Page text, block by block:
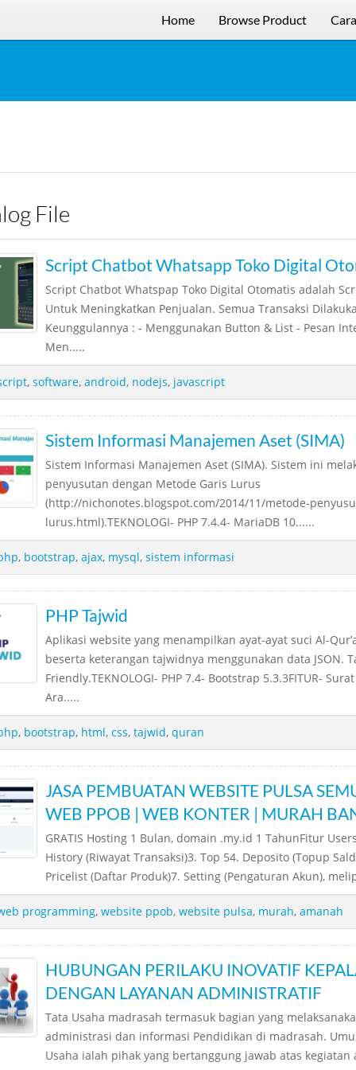
Home Browse Product
File
Script Chatbot Whatsapp Toko Digital
Script Chatbot Whatspap Toko Digital Otomatis adalah
Untuk Meningkatkan Penjualan. Semua Transaksi
Keunggulannya : - Menggunakan Button & List - Pesan
Men.....
, software, android, nodejs, javascript
Sistem Informasi Manajemen Aset (SIMA)
Sistem Informasi Manajemen Aset (SIMA). Sistem ini
penyusutan dengan Metode Garis Lurus
(http://nichonotes.blogspot.com/2014/11/metode-
lurus.html).TEKNOLOGI- PHP 7.4.4- MariaDB 10......
, bootstrap, ajax, mysql, sistem informasi
PHP Tajwid
Aplikasi website yang menampilkan ayat-ayat suci Al-
beserta keterangan tajwidnya menggunakan data JSON.
Friendly.TEKNOLOGI- PHP 7.4- Bootstrap 5.3.3FITUR-
Ara.....
, bootstrap, html, css, tajwid, quran
JASA PEMBUATAN WEBSITE PULSA
WEB PPOB | WEB KONTER | MURAH
GRATIS Hosting 1 Bulan, domain .my.id 1 TahunFitur
History (Riwayat Transaksi)3. Top 54. Deposito (Topup
Pricelist (Daftar Produk)7. Setting (Pengaturan Akun),
programming, website ppob, website pulsa, murah, amanah
HUBUNGAN PERILAKU INOVATIF
DENGAN LAYANAN ADMINISTRATIF
Tata Usaha madrasah termasuk bagian yang
administrasi dan informasi Pendidikan di madrasah.
Usaha ialah pihak yang bertanggung jawab atas